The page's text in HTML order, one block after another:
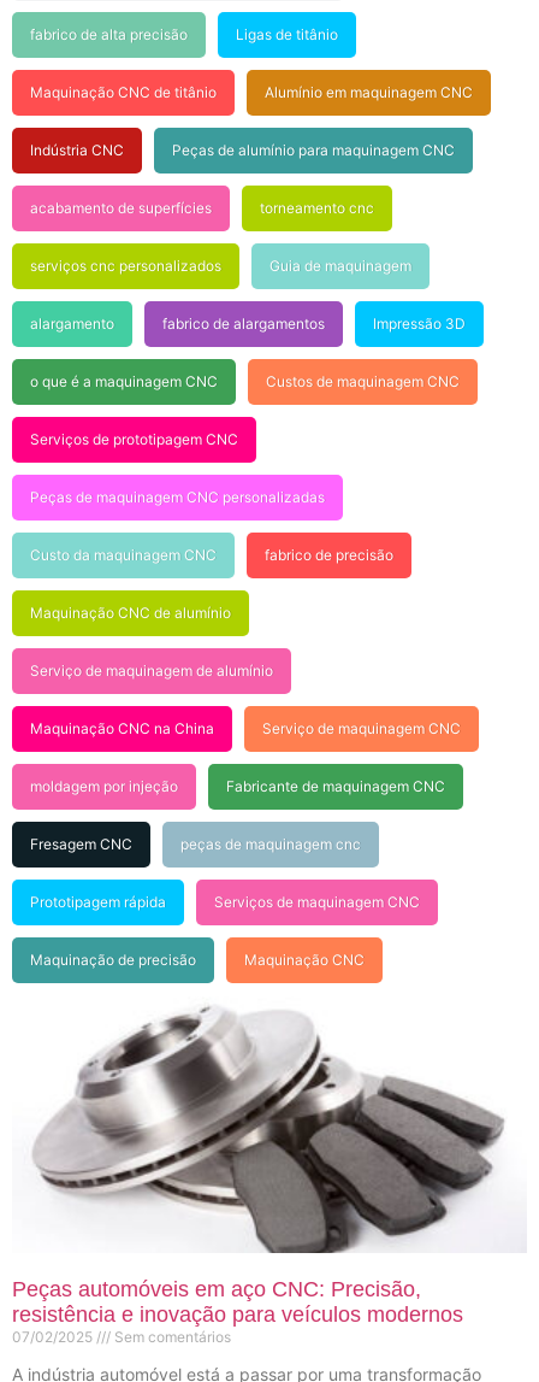
fabrico de alta precisão Ligas de titânio
Maquinação CNC de titânio Alumínio em maquinagem CNC
Indústria CNC Peças de alumínio para maquinagem CNC
acabamento de superfícies torneamento cnc
serviços cnc personalizados Guia de maquinagem
alargamento fabrico de alargamentos Impressão 3D
o que é a maquinagem CNC Custos de maquinagem CNC
Serviços de prototipagem CNC
Peças de maquinagem CNC personalizadas
Custo da maquinagem CNC fabrico de precisão
Maquinação CNC de alumínio
Serviço de maquinagem de alumínio
Maquinação CNC na China Serviço de maquinagem CNC
moldagem por injeção Fabricante de maquinagem CNC
Fresagem CNC peças de maquinagem cnc
Prototipagem rápida Serviços de maquinagem CNC
Maquinação de precisão Maquinação CNC
Peças automóveis em aço CNC: Precisão,
resistência e inovação para veículos modernos
07/02/2025 Sem comentários
A indústria automóvel está a passar por uma transformação